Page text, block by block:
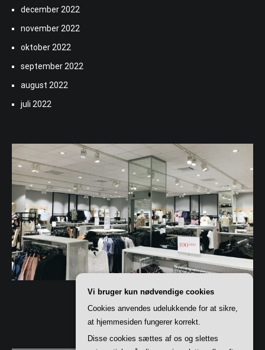
december 2022
november 2022
oktober 2022
september 2022
august 2022
juli 2022
Vi bruger kun nødvendige cookies
Cookies anvendes udelukkende for at sikre,
at hjemmesiden fungerer korrekt.
Disse cookies sættes af os og slettes